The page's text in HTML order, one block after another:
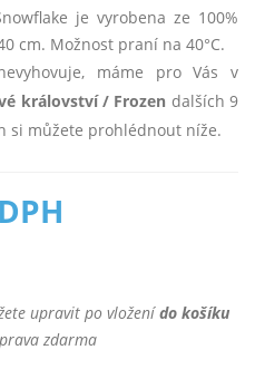
je vyrobena ze 100%
cm. Možnost praní na 40°C.
máme pro Vás v
království / Frozen dalších 9
si můžete prohlédnout níže.
upravit po vloženído košíku
zdarma